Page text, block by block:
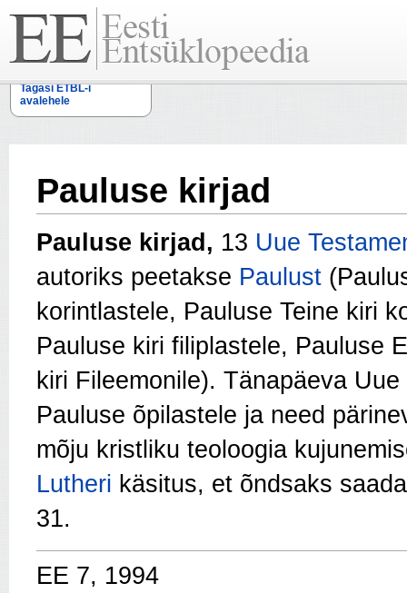
Tagasi ETBL-i
avalehele
Pauluse kirjad
Pauluse kirjad, 13 Uue
autoriks peetakse Paulust
korintlastele, Pauluse Teine kiri
Pauluse kiri filiplastele, Pauluse
kiri Fileemonile). Tänapäeva
Pauluse õpilastele ja need
mõju kristliku teoloogia
Lutheri käsitus, et õndsaks
31.
EE 7, 1994